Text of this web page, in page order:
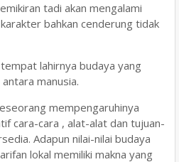
tadi akan mengalami
bahkan cenderung tidak
lahirnya budaya yang
manusia.
mempengaruhinya
cara-cara , alat-alat dan tujuan-
Adapun nilai-nilai budaya
lokal memiliki makna yang